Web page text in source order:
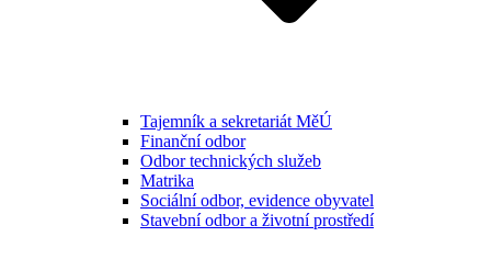
Tajemník a sekretariát MěÚ
Finanční odbor
Odbor technických služeb
Matrika
Sociální odbor, evidence obyvatel
Stavební odbor a životní prostředí